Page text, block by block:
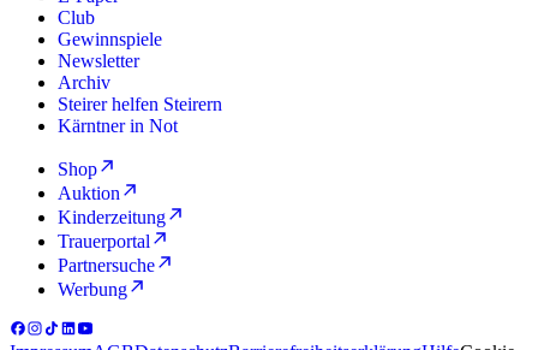
Club
Gewinnspiele
Newsletter
Archiv
Steirer helfen Steirern
Kärntner in Not
Shop
Auktion
Kinderzeitung
Trauerportal
Partnersuche
Werbung